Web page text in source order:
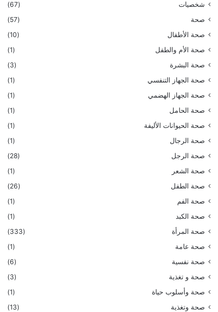
شخصيات
(67)
صحة
(57)
صحة الأطفال
(10)
صحة الأم والطفل
(1)
صحة البشرة
(3)
صحة الجهاز التنفسي
(1)
صحة الجهاز الهضمي
(1)
صحة الحامل
(1)
صحة الحيوانات الأليفة
(1)
صحة الرجال
(1)
صحة الرجل
(28)
صحة الشعر
(1)
صحة الطفل
(26)
صحة الفم
(1)
صحة الكبد
(1)
صحة المرأة
(333)
صحة عامة
(1)
صحة نفسية
(6)
صحة و تغذية
(3)
صحة وأسلوب حياة
(1)
صحة وتغذية
(13)